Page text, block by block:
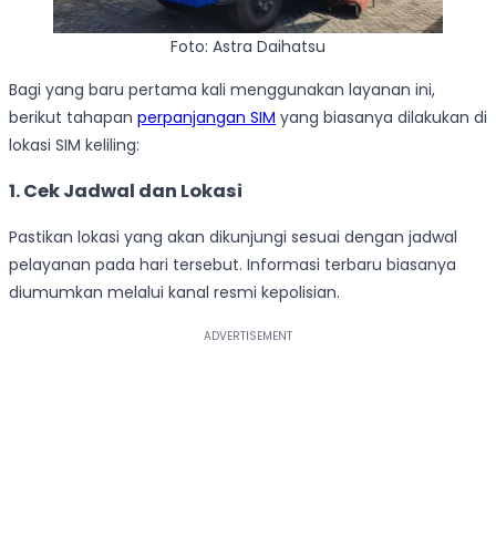
Foto: Astra Daihatsu
Bagi yang baru pertama kali menggunakan layanan ini,
berikut tahapan perpanjangan SIM yang biasanya dilakukan di
lokasi SIM keliling:
1. Cek Jadwal dan Lokasi
Pastikan lokasi yang akan dikunjungi sesuai dengan jadwal
pelayanan pada hari tersebut. Informasi terbaru biasanya
diumumkan melalui kanal resmi kepolisian.